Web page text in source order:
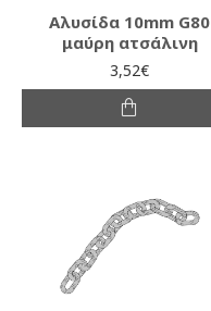
Αλυσίδα 10mm G80
μαύρη ατσάλινη
3,52€